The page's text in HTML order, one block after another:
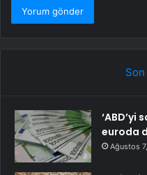
‘ABD’yi
euroda
Ağustos